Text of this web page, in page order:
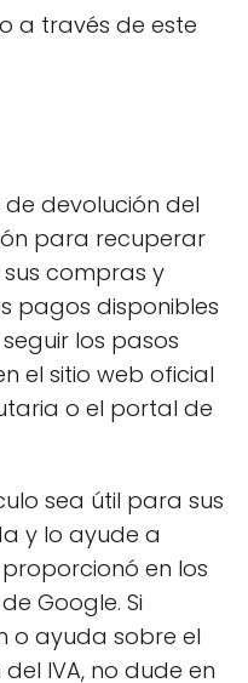
a través de este
devolución del
para recuperar
compras y
pagos disponibles
los pasos
el sitio web oficial
o el portal de
sea útil para sus
y lo ayude a
en los
Google. Si
o ayuda sobre el
IVA, no dude en